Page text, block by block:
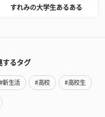
すれみの大学生あるある
するタグ
#新生活 #高校 #高校生